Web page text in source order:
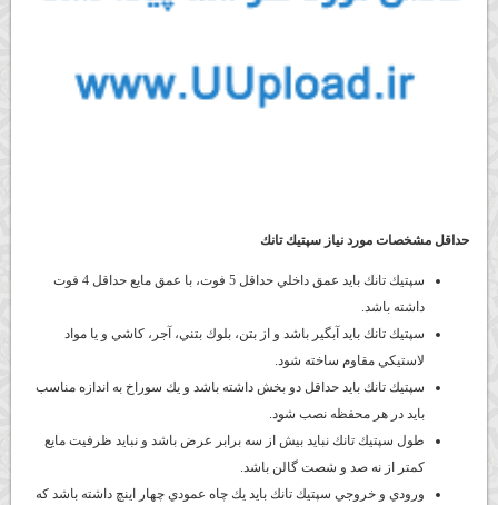
حداقل مشخصات مورد نياز سپتيك تانك
سپتيك تانك بايد عمق داخلي حداقل 5 فوت، با عمق مايع حداقل 4 فوت
داشته باشد.
سپتيك تانك بايد آبگير باشد و از بتن، بلوك بتني، آجر، كاشي و يا مواد
لاستيكي مقاوم ساخته شود.
سپتيك تانك بايد حداقل دو بخش داشته باشد و يك سوراخ به اندازه مناسب
بايد در هر محفظه نصب شود.
طول سپتيك تانك نبايد بيش از سه برابر عرض باشد و نبايد ظرفيت مايع
كمتر از نه صد و شصت گالن باشد.
ورودي و خروجي سپتيك تانك بايد يك چاه عمودي چهار اينچ داشته باشد كه